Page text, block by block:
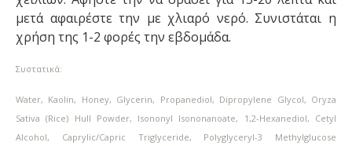
μετά αφαιρέστε την με χλιαρό νερό. Συνιστάται η
χρήση της 1-2 φορές την εβδομάδα.
Συστατικά:
Water, Kaolin, Honey, Glycerin, Propanediol, Dipropylene Glycol, Oryza
Sativa (Rice) Hull Powder, Isononyl Isononanoate, 1,2-Hexanediol, Cetyl
Alcohol, Caprylic/Capric Triglyceride, Polyglyceryl-3 Methylglucose